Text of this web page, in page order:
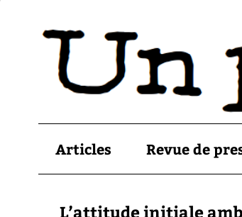
Articles Revue de
L’attitude initiale